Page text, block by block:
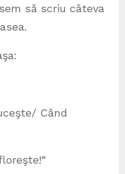
să scriu câteva
Când